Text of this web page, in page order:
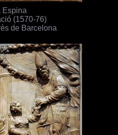
Espina
(1570-76)
de Barcelona